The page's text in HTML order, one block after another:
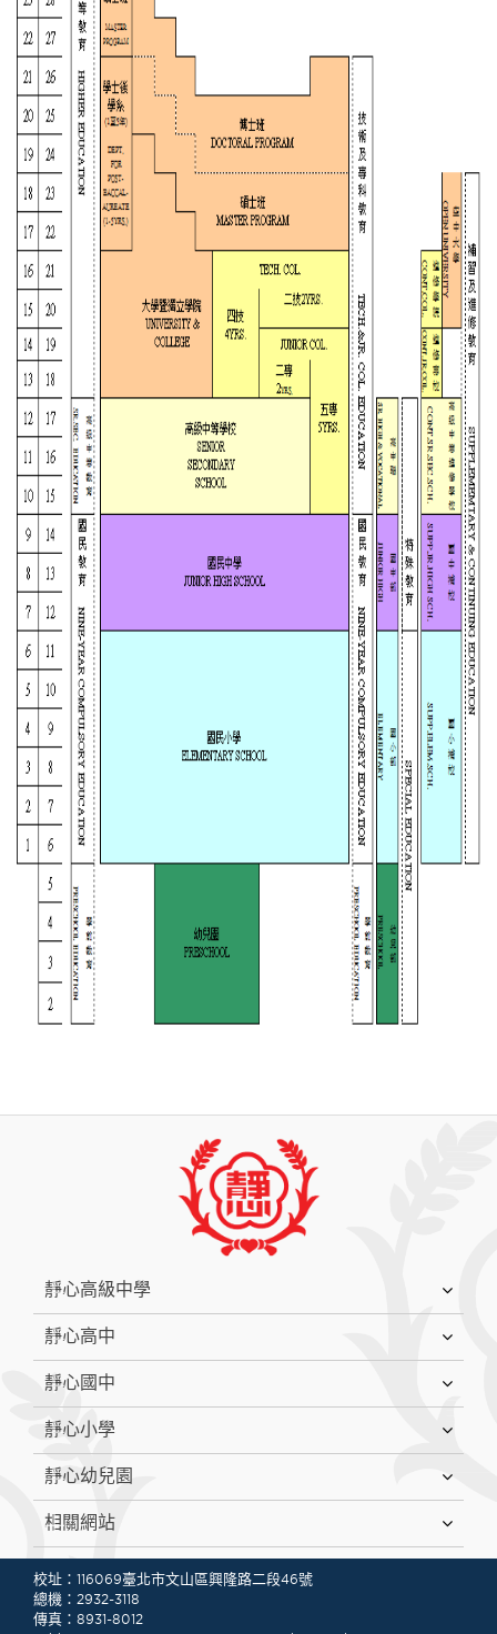
靜心高級中學
靜心高中
靜心國中
靜心小學
靜心幼兒園
相關網站
校址：116069臺北市文山區興隆路二段46號
總機：2932-3118
傳真：8931-8012